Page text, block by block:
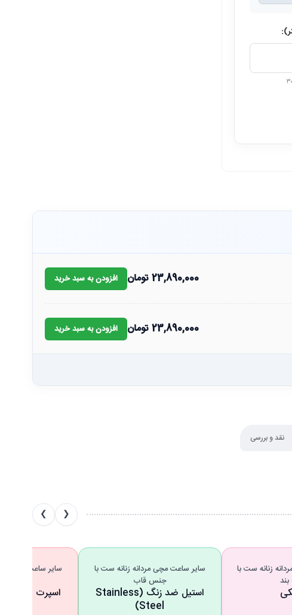
23,890,000تومان افزودن به سبد خرید
23,890,000تومان افزودن به سبد خرید
نقد و بررسی
❮
❯
زنانه ست با
سایر ساعت مچی مردانه زنانه ست با
جنس قاب
استیل ضد زنگ (Stainless
Steel)
سایر ساعت مچی
اسپرت (Sport Watches)